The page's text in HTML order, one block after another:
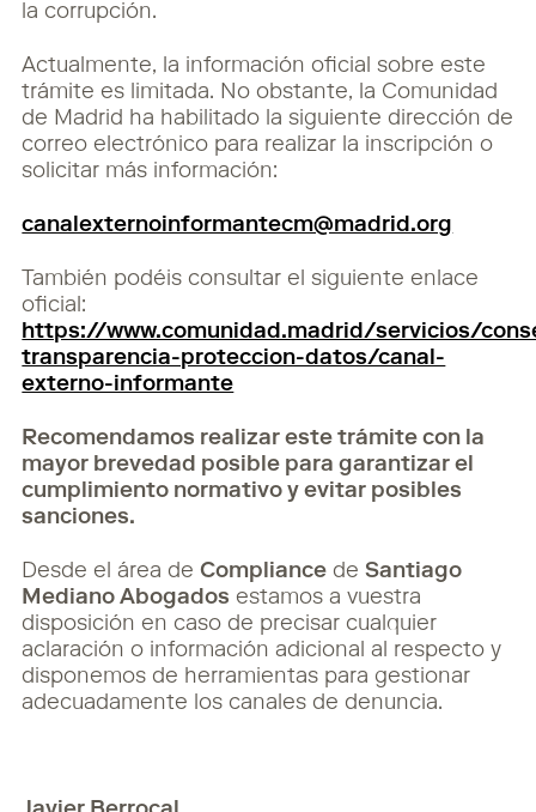
la corrupción.
Actualmente, la información oficial sobre este
trámite es limitada. No obstante, la Comunidad
de Madrid ha habilitado la siguiente dirección de
correo electrónico para realizar la inscripción o
solicitar más información:
canalexternoinformantecm@madrid.org
También podéis consultar el siguiente enlace
oficial:
https://www.comunidad.madrid/servicios/
transparencia-proteccion-datos/canal-
externo-informante
Recomendamos realizar este trámite con la
mayor brevedad posible para garantizar el
cumplimiento normativo y evitar posibles
sanciones.
Desde el área deCompliance deSantiago
Mediano Abogados estamos a vuestra
disposición en caso de precisar cualquier
aclaración o información adicional al respecto y
disponemos de herramientas para gestionar
adecuadamente los canales de denuncia.